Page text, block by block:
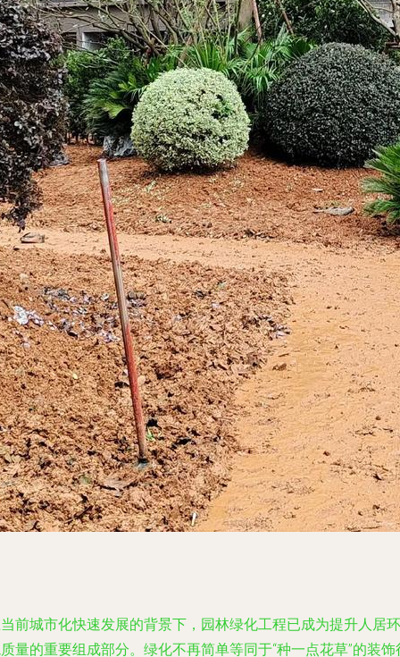
前城市化快速发展的背景下，园林绿化工程已成为提升人居环
量的重要组成部分。绿化不再简单等同于“种一点花草”的装饰